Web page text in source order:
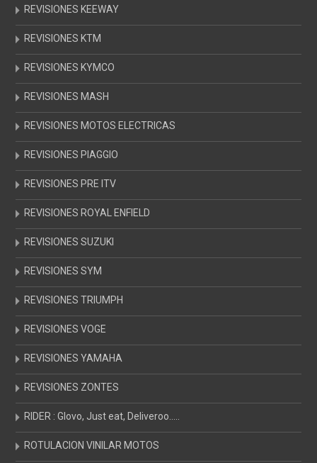
REVISIONES KEEWAY
REVISIONES KTM
REVISIONES KYMCO
REVISIONES MASH
REVISIONES MOTOS ELECTRICAS
REVISIONES PIAGGIO
REVISIONES PRE ITV
REVISIONES ROYAL ENFIELD
REVISIONES SUZUKI
REVISIONES SYM
REVISIONES TRIUMPH
REVISIONES VOGE
REVISIONES YAMAHA
REVISIONES ZONTES
RIDER : Glovo, Just eat, Deliveroo…..
ROTULACION VINILAR MOTOS